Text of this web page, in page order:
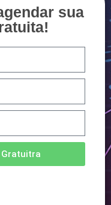
sua
Gratuitra